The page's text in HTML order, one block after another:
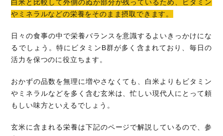
白米と比較して外側のぬか部分が残っているため、ビタミン
やミネラルなどの栄養をそのまま摂取できます。
日々の食事の中で栄養バランスを意識するよいきっかけにな
るでしょう。特にビタミンB群が多く含まれており、毎日の
活力を保つのに役立ちます。
おかずの品数を無理に増やさなくても、白米よりもビタミン
やミネラルなどを多く含む玄米は、忙しい現代人にとって頼
もしい味方といえるでしょう。
玄米に含まれる栄養は下記のページで解説しているので、参